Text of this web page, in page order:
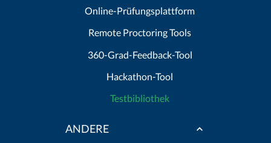
Online-Prüfungsplattform
Remote Proctoring Tools
360-Grad-Feedback-Tool
Hackathon-Tool
Testbibliothek
ANDERE